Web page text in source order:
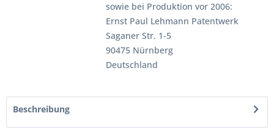
sowie bei Produktion vor 2006:
Ernst Paul Lehmann Patentwerk
Saganer Str. 1-5
90475 Nürnberg
Deutschland
Beschreibung